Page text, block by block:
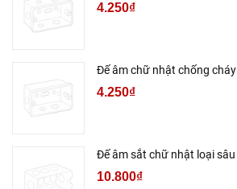
4.250₫
Đế âm chữ nhật chống
4.250₫
Đế âm sắt chữ nhật loại sâu
10.800₫